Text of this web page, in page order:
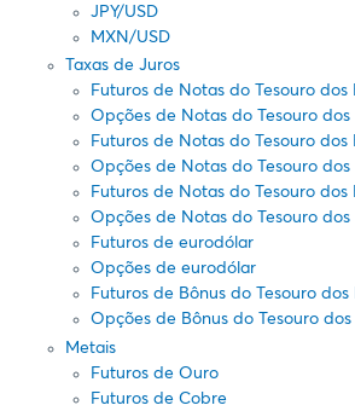
JPY/USD
MXN/USD
Taxas de Juros
Futuros de Notas do Tesouro dos
Opções de Notas do Tesouro dos
Futuros de Notas do Tesouro dos
Opções de Notas do Tesouro dos
Futuros de Notas do Tesouro dos
Opções de Notas do Tesouro dos
Futuros de eurodólar
Opções de eurodólar
Futuros de Bônus do Tesouro dos
Opções de Bônus do Tesouro dos
Metais
Futuros de Ouro
Futuros de Cobre